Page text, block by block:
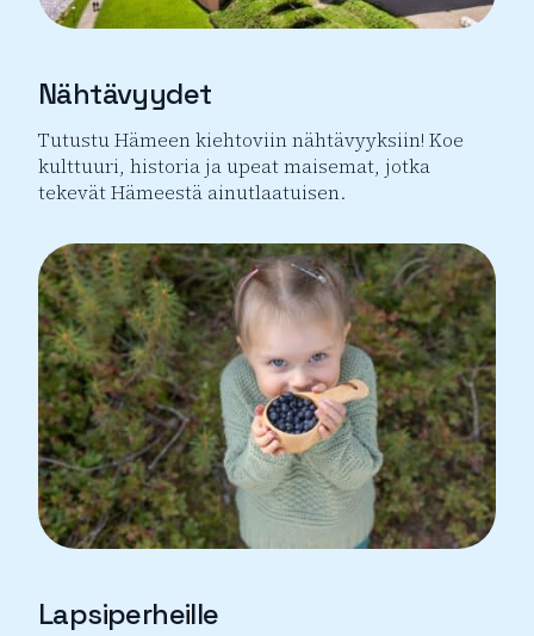
Nähtävyydet
Tutustu Hämeen kiehtoviin nähtävyyksiin! Koe
kulttuuri, historia ja upeat maisemat, jotka
tekevät Hämeestä ainutlaatuisen.
Lapsiperheille